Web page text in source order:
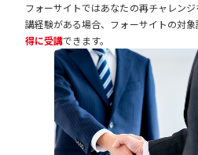
フォーサイトではあなたの再チャレン
講経験がある場合、フォーサイトの対
得に受講できます。